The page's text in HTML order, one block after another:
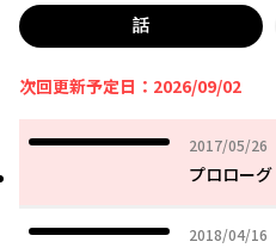
話
次回更新予定日：2026/09/02
2017/05/26
2017年05月
プロローグ
2018/04/16
2018年04月